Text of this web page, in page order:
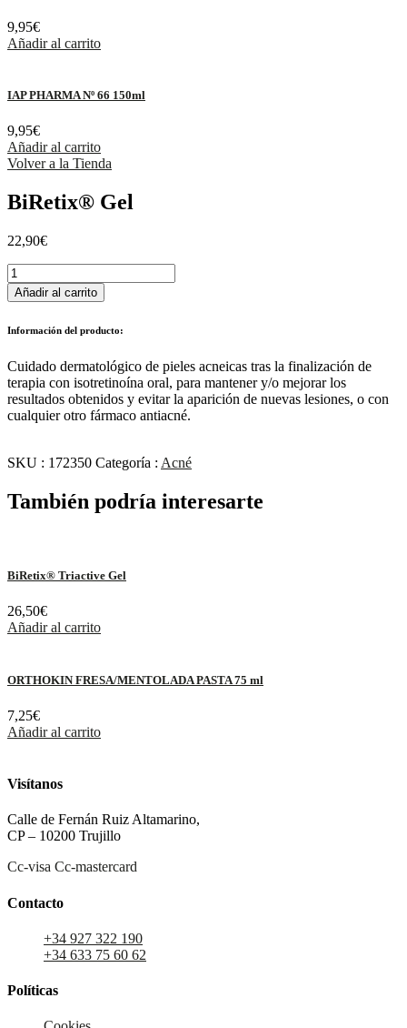
9,95€
Añadir al carrito
IAP PHARMA Nº 66 150ml
9,95€
Añadir al carrito
Volver a la Tienda
BiRetix® Gel
22,90€
BiRetix®
Gel
cantidad
Añadir al carrito
Información del producto:
Cuidado dermatológico de pieles acneicas tras la finalización de
terapia con isotretinoína oral, para mantener y/o mejorar los
resultados obtenidos y evitar la aparición de nuevas lesiones, o con
cualquier otro fármaco antiacné.
SKU : 172350 Categoría : Acné
También podría interesarte
BiRetix® Triactive Gel
26,50€
Añadir al carrito
ORTHOKIN FRESA/MENTOLADA PASTA 75 ml
7,25€
Añadir al carrito
Visítanos
Calle de Fernán Ruiz Altamarino,
CP – 10200 Trujillo
Cc-visa Cc-mastercard
Contacto
+34 927 322 190
+34 633 75 60 62
Políticas